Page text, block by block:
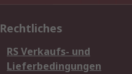
Rechtliches
RS Verkaufs- und
Lieferbedingungen